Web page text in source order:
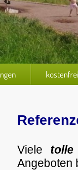
Viele tolle
Angeboten